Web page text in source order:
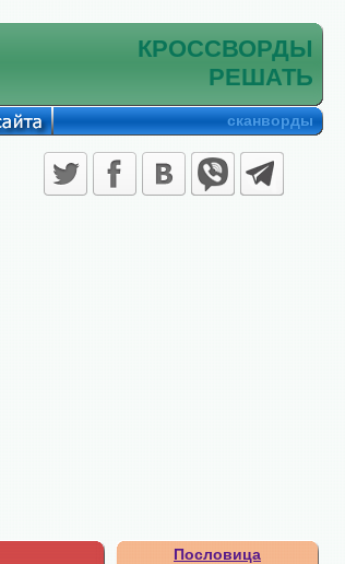
КРОССВОРДЫ
РЕШАТЬ
сканворды
Пословица